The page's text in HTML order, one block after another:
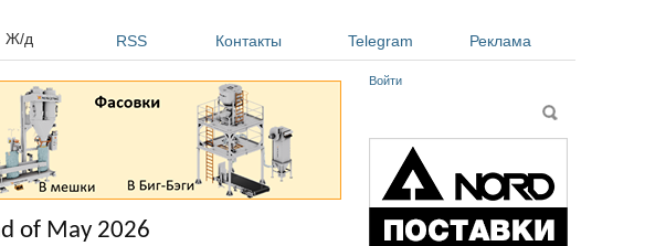
Ж/д RSS Контакты Telegram Реклама
of May 2026
Войти
Поиск